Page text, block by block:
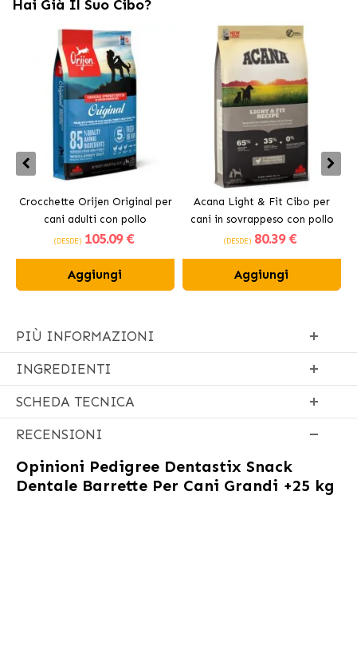
Hai Già Il Suo Cibo?
Crocchette Orijen Original per
cani adulti con pollo
(DESDE) 105.09 €
Aggiungi
Acana Light & Fit Cibo per
cani in sovrappeso con pollo
fresco
(DESDE) 80.39 €
Aggiungi
PIÙ INFORMAZIONI
INGREDIENTI
SCHEDA TECNICA
RECENSIONI
Opinioni Pedigree Dentastix Snack
Dentale Barrette Per Cani Grandi +25 kg